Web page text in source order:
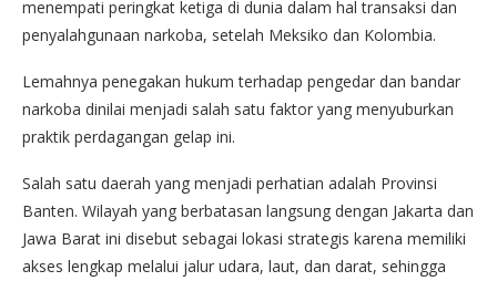
menempati peringkat ketiga di dunia dalam hal transaksi dan
penyalahgunaan narkoba, setelah Meksiko dan Kolombia.
Lemahnya penegakan hukum terhadap pengedar dan bandar
narkoba dinilai menjadi salah satu faktor yang menyuburkan
praktik perdagangan gelap ini.
Salah satu daerah yang menjadi perhatian adalah Provinsi
Banten. Wilayah yang berbatasan langsung dengan Jakarta dan
Jawa Barat ini disebut sebagai lokasi strategis karena memiliki
akses lengkap melalui jalur udara, laut, dan darat, sehingga